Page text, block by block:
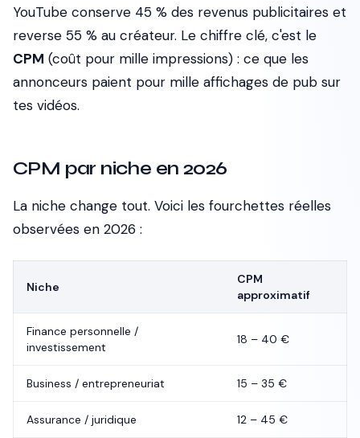
YouTube conserve 45 % des revenus publicitaires et
reverse 55 % au créateur. Le chiffre clé, c'est le
CPM (coût pour mille impressions) : ce que les
annonceurs paient pour mille affichages de pub sur
tes vidéos.
CPM par niche en 2026
La niche change tout. Voici les fourchettes réelles
observées en 2026 :
Niche
CPM
approximatif
Finance personnelle /
investissement
18 – 40 €
Business / entrepreneuriat 15 – 35 €
Assurance / juridique 12 – 45 €